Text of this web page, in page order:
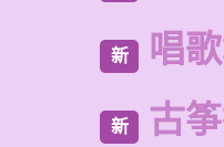
新 唱
新 古